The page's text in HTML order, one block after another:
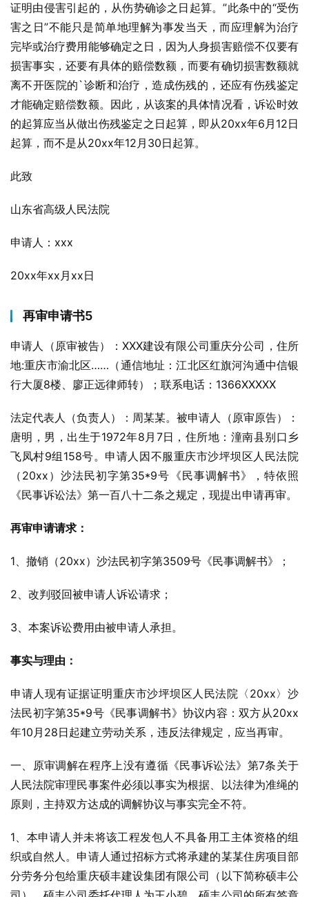
证明由侵害引起的，从伤势确诊之日起算。”此条中的“受伤
害之日”不能只是简单地理解为事发当天，而应理解为治疗
完毕或治疗费用能够确定之日，因为人身损害赔偿不仅要有
损害事实，还要有具体的赔偿数额，而要有确切损害数额就
离不开医院的`诊断和治疗，造成伤残的，还应有伤残鉴定
才能确定赔偿数额。因此，从该案的具体情况看，诉讼时效
的起算应当从做出伤残鉴定之日起算，即从20xx年6月12日
起算，而不是从20xx年12月30日起算。
此致
山东省高级人民法院
申请人：xxx
20xx年xx月xx日
再审申请书5
申请人（原审被告）：XXX建设有限公司重庆分公司，住所
地:重庆市渝北区……（通信地址：江北区红旗河沟通中信银
行大厦8楼、廖正远律师转）；联系电话：1366XXXXX
法定代表人（负责人）：周某某。被申请人（原审原告）：
唐明，男，出生于1972年8月7日，住所地：潼南县别口乡
飞凤村9组158号。申请人因不服重庆市沙坪坝区人民法院
（20xx）沙法民初字第35*9号《民事调解书》，特依照
《民事诉讼法》第一百八十二条之规定，现提出申请再审。
再审申请请求：
1、撤销（20xx）沙法民初字第3509号《民事调解书》；
2、改判驳回被申请人诉讼请求；
3、本案诉讼费用由被申请人承担。
事实与理由：
申请人现有证据证明重庆市沙坪坝区人民法院〈20xx〉沙
法民初字第35*9号《民事调解书》协议内容：双方从20xx
年10月28日起建立劳动关系，违反法律规定，应当再审。
一、原审调解在程序上没有遵循《民事诉讼法》第7条关于
人民法院审理民事案件必须以事实为根据、以法律为准绳的
原则，主持双方达成的调解协议与事实完全不符。
1、本申请人并未将该工程发包人不具备用工主体资格的组
织或自然人。申请人通过招标方式将承建的某某住房项目部
分劳务分包给重庆硕丰建设集团有限公司（以下简称硕丰公